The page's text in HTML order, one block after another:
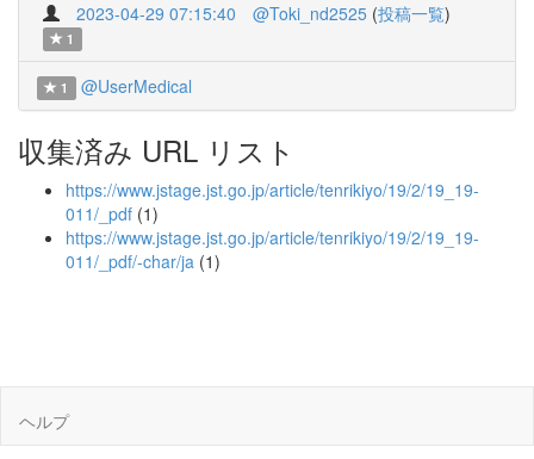
2023-04-29 07:15:40 @Toki_nd2525 (投稿一覧)
1
1 @UserMedical
収集済み URL リスト
https://www.jstage.jst.go.jp/article/tenrikiyo/19/2/19_19-
011/_pdf (1)
https://www.jstage.jst.go.jp/article/tenrikiyo/19/2/19_19-
011/_pdf/-char/ja (1)
ヘルプ